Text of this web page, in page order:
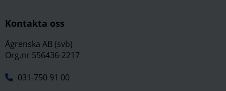
Kontakta oss
Ågrenska AB (svb)
Org.nr 556436-2217
031-750 91 00